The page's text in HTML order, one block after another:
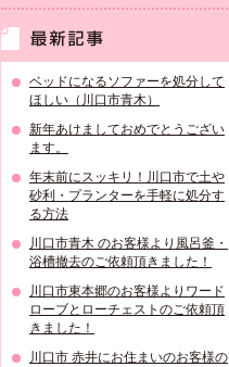
ベッドになるソファーを処分して
ほしい（川口市青木）
新年あけましておめでとうござい
ます。
年末前にスッキリ！川口市で土や
砂利・プランターを手軽に処分す
る方法
川口市青木 のお客様より風呂釜・
浴槽撤去のご依頼頂きました！
川口市東本郷のお客様よりワード
ローブとローチェストのご依頼頂
きました！
川口市 赤井にお住まいのお客様の